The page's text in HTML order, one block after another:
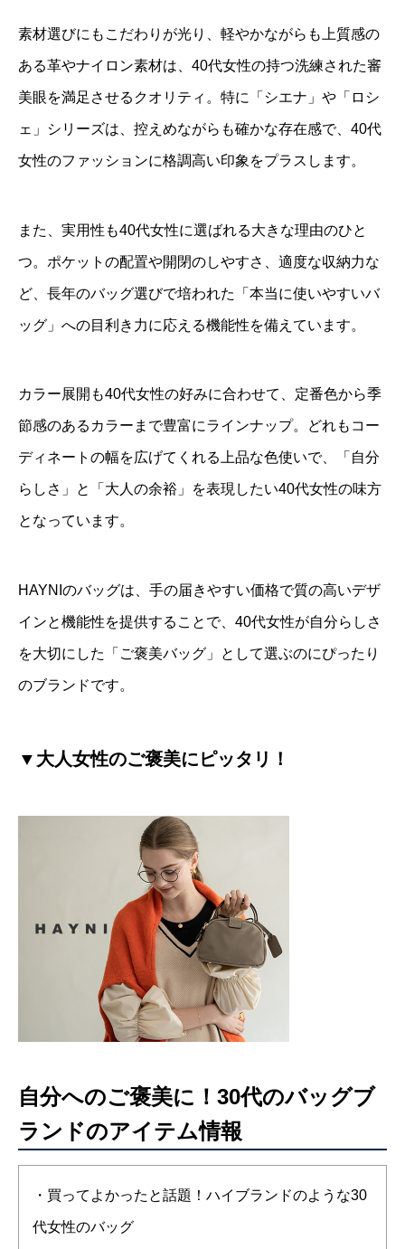
素材選びにもこだわりが光り、軽やかながらも上質感の
ある革やナイロン素材は、40代女性の持つ洗練された審
美眼を満足させるクオリティ。特に「シエナ」や「ロシ
ェ」シリーズは、控えめながらも確かな存在感で、40代
女性のファッションに格調高い印象をプラスします。
また、実用性も40代女性に選ばれる大きな理由のひと
つ。ポケットの配置や開閉のしやすさ、適度な収納力な
ど、長年のバッグ選びで培われた「本当に使いやすいバ
ッグ」への目利き力に応える機能性を備えています。
カラー展開も40代女性の好みに合わせて、定番色から季
節感のあるカラーまで豊富にラインナップ。どれもコー
ディネートの幅を広げてくれる上品な色使いで、「自分
らしさ」と「大人の余裕」を表現したい40代女性の味方
となっています。
HAYNIのバッグは、手の届きやすい価格で質の高いデザ
インと機能性を提供することで、40代女性が自分らしさ
を大切にした「ご褒美バッグ」として選ぶのにぴったり
のブランドです。
▼大人女性のご褒美にピッタリ！
自分へのご褒美に！30代のバッグブ
ランドのアイテム情報
・買ってよかったと話題！ハイブランドのような30
代女性のバッグ